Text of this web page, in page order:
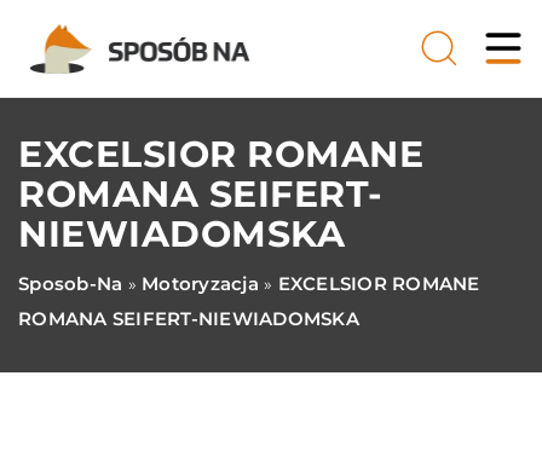
EXCELSIOR ROMANE
ROMANA SEIFERT-
NIEWIADOMSKA
Sposob-Na » Motoryzacja » EXCELSIOR ROMANE
ROMANA SEIFERT-NIEWIADOMSKA